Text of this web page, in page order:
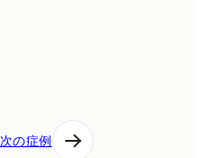
次の症例